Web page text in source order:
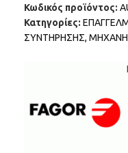
Κωδικός προϊόντος:
Κατηγορίες:
ΣΥΝΤΗΡΗΣΗΣ,